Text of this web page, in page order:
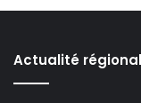
Actualité